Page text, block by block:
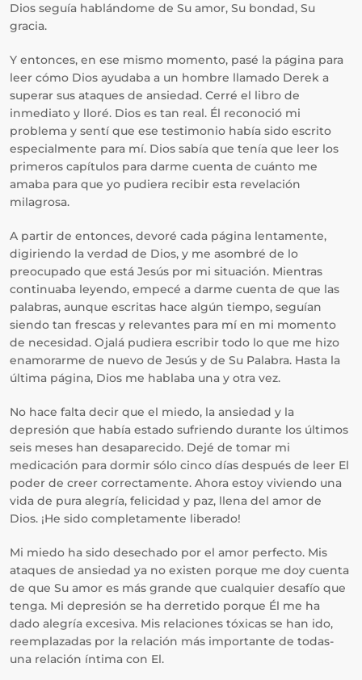
Dios seguía hablándome de Su amor, Su bondad, Su
gracia.
Y entonces, en ese mismo momento, pasé la página para
leer cómo Dios ayudaba a un hombre llamado Derek a
superar sus ataques de ansiedad. Cerré el libro de
inmediato y lloré. Dios es tan real. Él reconoció mi
problema y sentí que ese testimonio había sido escrito
especialmente para mí. Dios sabía que tenía que leer los
primeros capítulos para darme cuenta de cuánto me
amaba para que yo pudiera recibir esta revelación
milagrosa.
A partir de entonces, devoré cada página lentamente,
digiriendo la verdad de Dios, y me asombré de lo
preocupado que está Jesús por mi situación. Mientras
continuaba leyendo, empecé a darme cuenta de que las
palabras, aunque escritas hace algún tiempo, seguían
siendo tan frescas y relevantes para mí en mi momento
de necesidad. Ojalá pudiera escribir todo lo que me hizo
enamorarme de nuevo de Jesús y de Su Palabra. Hasta la
última página, Dios me hablaba una y otra vez.
No hace falta decir que el miedo, la ansiedad y la
depresión que había estado sufriendo durante los últimos
seis meses han desaparecido. Dejé de tomar mi
medicación para dormir sólo cinco días después de leer El
poder de creer correctamente. Ahora estoy viviendo una
vida de pura alegría, felicidad y paz, llena del amor de
Dios. ¡He sido completamente liberado!
Mi miedo ha sido desechado por el amor perfecto. Mis
ataques de ansiedad ya no existen porque me doy cuenta
de que Su amor es más grande que cualquier desafío que
tenga. Mi depresión se ha derretido porque Él me ha
dado alegría excesiva. Mis relaciones tóxicas se han ido,
reemplazadas por la relación más importante de todas-
una relación íntima con El.